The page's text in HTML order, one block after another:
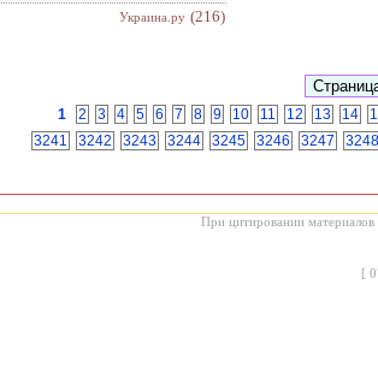
Украина.ру (216)
1 2 3 4 5 6 7 8 9 10 11 12 13 14
3241
3242 3243 3244 3245 3246 3247 3248
При цитировании материалов
[